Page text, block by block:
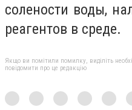
солености воды,
реагентов в среде.
Якщо ви помітили помилку, виділіть
повідомити про це редакцію